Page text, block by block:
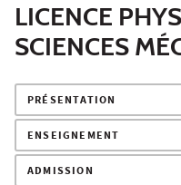
LICENCE
SCIENCES
PRÉSENTATION
ENSEIGNEMENT
ADMISSION